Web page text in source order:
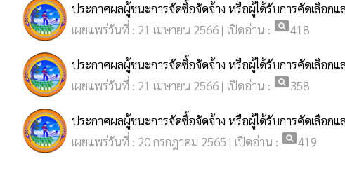
ประกาศผลผู้ชนะการจัดซื้อจัดจ้าง หรือผู้ได้รับการคัดเลือ
เผยแพร่วันที่ : 21 เมษายน 2566 | เปิดอ่าน : pageview418
ประกาศผลผู้ชนะการจัดซื้อจัดจ้าง หรือผู้ได้รับการคัดเลือ
เผยแพร่วันที่ : 21 เมษายน 2566 | เปิดอ่าน : pageview358
ประกาศผลผู้ชนะการจัดซื้อจัดจ้าง หรือผู้ได้รับการคัดเลือ
เผยแพร่วันที่ : 20 กรกฎาคม 2565 | เปิดอ่าน : pageview419